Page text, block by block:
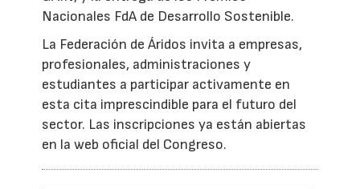
Nacionales FdA de Desarrollo Sostenible.
La Federación de Áridos invita a empresas,
profesionales, administraciones y
estudiantes a participar activamente en
esta cita imprescindible para el futuro del
sector. Las inscripciones ya están abiertas
en la web oficial del Congreso.